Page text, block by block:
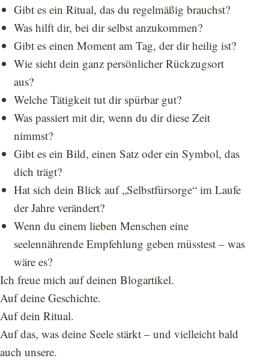
Gibt es ein Ritual, das du regelmäßig brauchst?
Was hilft dir, bei dir selbst anzukommen?
Gibt es einen Moment am Tag, der dir heilig ist?
Wie sieht dein ganz persönlicher Rückzugsort
aus?
Welche Tätigkeit tut dir spürbar gut?
Was passiert mit dir, wenn du dir diese Zeit
nimmst?
Gibt es ein Bild, einen Satz oder ein Symbol, das
dich trägt?
Hat sich dein Blick auf „Selbstfürsorge“ im Laufe
der Jahre verändert?
Wenn du einem lieben Menschen eine
seelennährende Empfehlung geben müsstest – was
wäre es?
Ich freue mich auf deinen Blogartikel.
Auf deine Geschichte.
Auf dein Ritual.
Auf das, was deine Seele stärkt – und vielleicht bald
auch unsere.